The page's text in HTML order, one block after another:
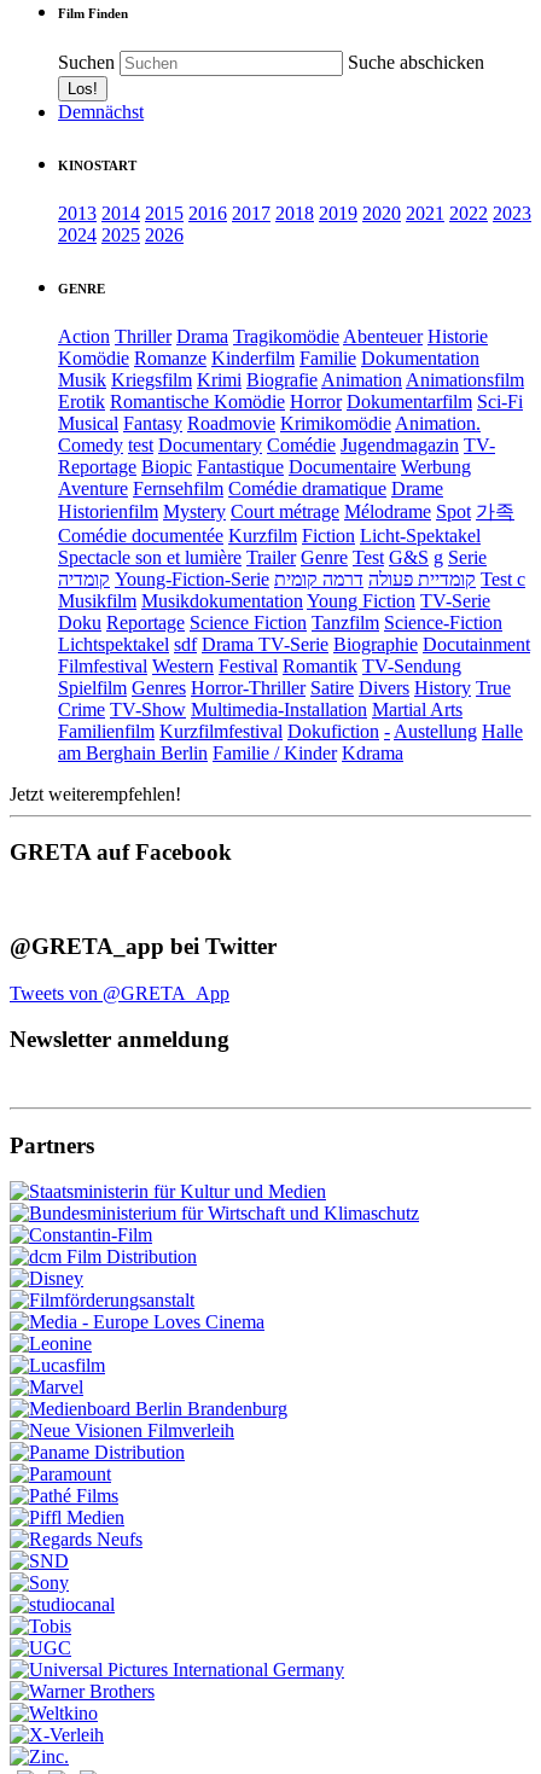
Film Finden
Suchen Suche abschicken
Demnächst
KINOSTART
2013 2014 2015 2016 2017 2018 2019 2020 2021 2022 2023
2024 2025 2026
GENRE
Action Thriller Drama Tragikomödie Abenteuer Historie
Komödie Romanze Kinderfilm Familie Dokumentation
Musik Kriegsfilm Krimi Biografie Animation Animationsfilm
Erotik Romantische Komödie Horror Dokumentarfilm Sci-Fi
Musical Fantasy Roadmovie Krimikomödie Animation.
Comedy test Documentary Comédie Jugendmagazin TV-
Reportage Biopic Fantastique Documentaire Werbung
Aventure Fernsehfilm Comédie dramatique Drame
Historienfilm Mystery Court métrage Mélodrame Spot 가족
Comédie documentée Kurzfilm Fiction Licht-Spektakel
Spectacle son et lumière Trailer Genre Test G&S g Serie
קומדיה Young-Fiction-Serie קומדיית פעולה דרמה קומית
Test c
Musikfilm Musikdokumentation Young Fiction TV-Serie
Doku Reportage Science Fiction Tanzfilm Science-Fiction
Lichtspektakel sdf Drama TV-Serie Biographie Docutainment
Filmfestival Western Festival Romantik TV-Sendung
Spielfilm Genres Horror-Thriller Satire Divers History True
Crime TV-Show Multimedia-Installation Martial Arts
Familienfilm Kurzfilmfestival Dokufiction - Austellung Halle
am Berghain Berlin Familie / Kinder Kdrama
Jetzt weiterempfehlen!
GRETA auf Facebook
@GRETA_app bei Twitter
Tweets von @GRETA_App
Newsletter anmeldung
Partners